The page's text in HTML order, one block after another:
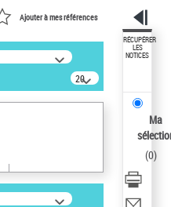
Ajouter à mes références
20
résultats/page
RÉCUPÉRER
LES
NOTICES
Ma
(0)